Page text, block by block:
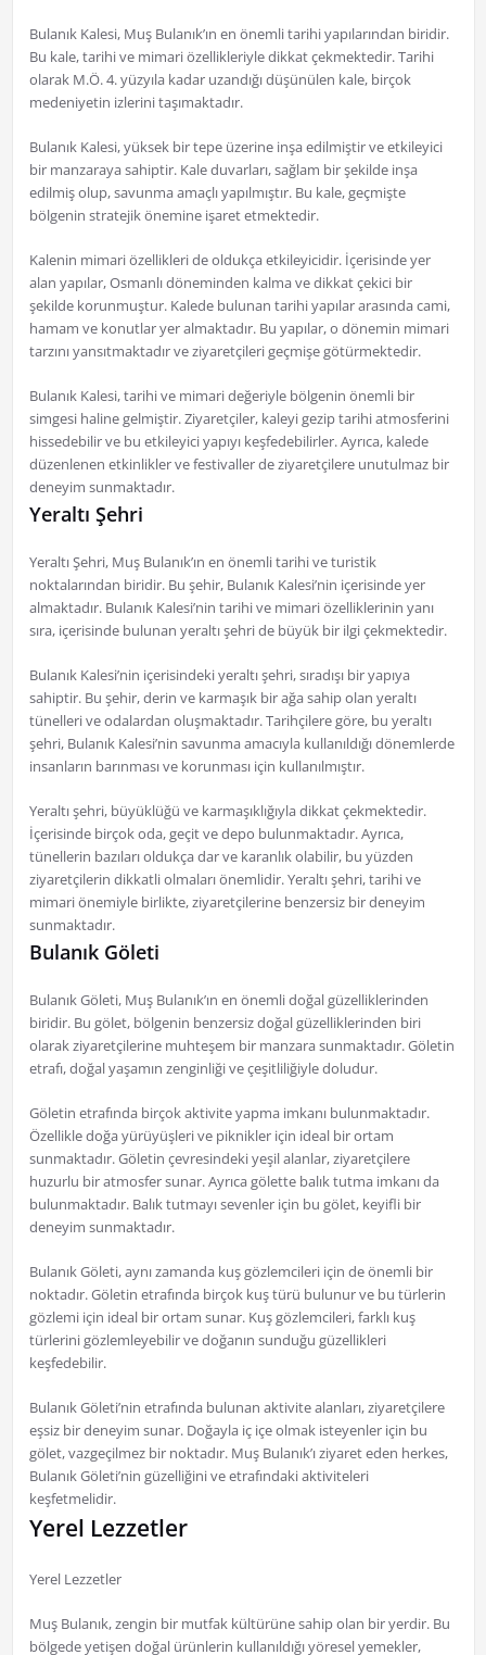
Bulanık Kalesi, Muş Bulanık’ın en önemli tarihi yapılarından biridir.
Bu kale, tarihi ve mimari özellikleriyle dikkat çekmektedir. Tarihi
olarak M.Ö. 4. yüzyıla kadar uzandığı düşünülen kale, birçok
medeniyetin izlerini taşımaktadır.
Bulanık Kalesi, yüksek bir tepe üzerine inşa edilmiştir ve etkileyici
bir manzaraya sahiptir. Kale duvarları, sağlam bir şekilde inşa
edilmiş olup, savunma amaçlı yapılmıştır. Bu kale, geçmişte
bölgenin stratejik önemine işaret etmektedir.
Kalenin mimari özellikleri de oldukça etkileyicidir. İçerisinde yer
alan yapılar, Osmanlı döneminden kalma ve dikkat çekici bir
şekilde korunmuştur. Kalede bulunan tarihi yapılar arasında cami,
hamam ve konutlar yer almaktadır. Bu yapılar, o dönemin mimari
tarzını yansıtmaktadır ve ziyaretçileri geçmişe götürmektedir.
Bulanık Kalesi, tarihi ve mimari değeriyle bölgenin önemli bir
simgesi haline gelmiştir. Ziyaretçiler, kaleyi gezip tarihi atmosferini
hissedebilir ve bu etkileyici yapıyı keşfedebilirler. Ayrıca, kalede
düzenlenen etkinlikler ve festivaller de ziyaretçilere unutulmaz bir
deneyim sunmaktadır.
Yeraltı Şehri
Yeraltı Şehri, Muş Bulanık’ın en önemli tarihi ve turistik
noktalarından biridir. Bu şehir, Bulanık Kalesi’nin içerisinde yer
almaktadır. Bulanık Kalesi’nin tarihi ve mimari özelliklerinin yanı
sıra, içerisinde bulunan yeraltı şehri de büyük bir ilgi çekmektedir.
Bulanık Kalesi’nin içerisindeki yeraltı şehri, sıradışı bir yapıya
sahiptir. Bu şehir, derin ve karmaşık bir ağa sahip olan yeraltı
tünelleri ve odalardan oluşmaktadır. Tarihçilere göre, bu yeraltı
şehri, Bulanık Kalesi’nin savunma amacıyla kullanıldığı dönemlerde
insanların barınması ve korunması için kullanılmıştır.
Yeraltı şehri, büyüklüğü ve karmaşıklığıyla dikkat çekmektedir.
İçerisinde birçok oda, geçit ve depo bulunmaktadır. Ayrıca,
tünellerin bazıları oldukça dar ve karanlık olabilir, bu yüzden
ziyaretçilerin dikkatli olmaları önemlidir. Yeraltı şehri, tarihi ve
mimari önemiyle birlikte, ziyaretçilerine benzersiz bir deneyim
sunmaktadır.
Bulanık Göleti
Bulanık Göleti, Muş Bulanık’ın en önemli doğal güzelliklerinden
biridir. Bu gölet, bölgenin benzersiz doğal güzelliklerinden biri
olarak ziyaretçilerine muhteşem bir manzara sunmaktadır. Göletin
etrafı, doğal yaşamın zenginliği ve çeşitliliğiyle doludur.
Göletin etrafında birçok aktivite yapma imkanı bulunmaktadır.
Özellikle doğa yürüyüşleri ve piknikler için ideal bir ortam
sunmaktadır. Göletin çevresindeki yeşil alanlar, ziyaretçilere
huzurlu bir atmosfer sunar. Ayrıca gölette balık tutma imkanı da
bulunmaktadır. Balık tutmayı sevenler için bu gölet, keyifli bir
deneyim sunmaktadır.
Bulanık Göleti, aynı zamanda kuş gözlemcileri için de önemli bir
noktadır. Göletin etrafında birçok kuş türü bulunur ve bu türlerin
gözlemi için ideal bir ortam sunar. Kuş gözlemcileri, farklı kuş
türlerini gözlemleyebilir ve doğanın sunduğu güzellikleri
keşfedebilir.
Bulanık Göleti’nin etrafında bulunan aktivite alanları, ziyaretçilere
eşsiz bir deneyim sunar. Doğayla iç içe olmak isteyenler için bu
gölet, vazgeçilmez bir noktadır. Muş Bulanık’ı ziyaret eden herkes,
Bulanık Göleti’nin güzelliğini ve etrafındaki aktiviteleri
keşfetmelidir.
Yerel Lezzetler
Yerel Lezzetler
Muş Bulanık, zengin bir mutfak kültürüne sahip olan bir yerdir. Bu
bölgede yetişen doğal ürünlerin kullanıldığı yöresel yemekler,